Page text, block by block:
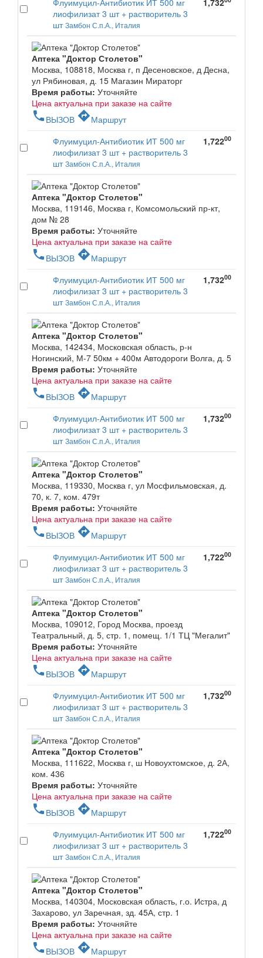
лиофилизат 3 шт + растворитель 3
штЗамбон С.п.А., Италия
Аптека "Доктор Столетов"
Москва, 108818, Москва г, п Десеновское, д Десна,
ул Рябиновая, д. 15 Магазин Мираторг
Время работы: Уточняйте
Цена актуальна при заказе на сайте
phone ВЫЗОВ directionsМаршрут
Флуимуцил-Антибиотик ИТ 500 мг
лиофилизат 3 шт + растворитель 3
штЗамбон С.п.А., Италия
1,72200
Аптека "Доктор Столетов"
Москва, 119146, Москва г, Комсомольский пр-кт,
дом № 28
Время работы: Уточняйте
Цена актуальна при заказе на сайте
phone ВЫЗОВ directionsМаршрут
Флуимуцил-Антибиотик ИТ 500 мг
лиофилизат 3 шт + растворитель 3
штЗамбон С.п.А., Италия
1,73200
Аптека "Доктор Столетов"
Москва, 142434, Московская область, р-н
Ногинский, М-7 50км + 400м Автодороги Волга, д. 5
Время работы: Уточняйте
Цена актуальна при заказе на сайте
phone ВЫЗОВ directionsМаршрут
Флуимуцил-Антибиотик ИТ 500 мг
лиофилизат 3 шт + растворитель 3
штЗамбон С.п.А., Италия
1,73200
Аптека "Доктор Столетов"
Москва, 119330, Москва г, ул Мосфильмовская, д.
70, к. 7, ком. 479т
Время работы: Уточняйте
Цена актуальна при заказе на сайте
phone ВЫЗОВ directionsМаршрут
Флуимуцил-Антибиотик ИТ 500 мг
лиофилизат 3 шт + растворитель 3
штЗамбон С.п.А., Италия
1,72200
Аптека "Доктор Столетов"
Москва, 109012, Город Москва, проезд
Театральный, д. 5, стр. 1, помещ. 1/1 ТЦ "Мегалит"
Время работы: Уточняйте
Цена актуальна при заказе на сайте
phone ВЫЗОВ directionsМаршрут
Флуимуцил-Антибиотик ИТ 500 мг
лиофилизат 3 шт + растворитель 3
штЗамбон С.п.А., Италия
1,73200
Аптека "Доктор Столетов"
Москва, 111622, Москва г, ш Новоухтомское, д. 2А,
ком. 436
Время работы: Уточняйте
Цена актуальна при заказе на сайте
phone ВЫЗОВ directionsМаршрут
Флуимуцил-Антибиотик ИТ 500 мг
лиофилизат 3 шт + растворитель 3
штЗамбон С.п.А., Италия
1,72200
Аптека "Доктор Столетов"
Москва, 140304, Московская область, г.о. Истра, д
Захарово, ул Заречная, зд. 45А, стр. 1
Время работы: Уточняйте
Цена актуальна при заказе на сайте
phone ВЫЗОВ directionsМаршрут